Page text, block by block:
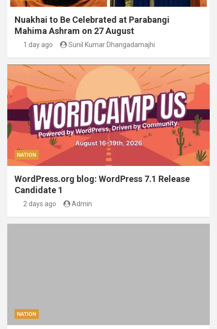
Nuakhai to Be Celebrated at Parabangi
Mahima Ashram on 27 August
1 day ago Sunil Kumar Dhangadamajhi
NATION
WordPress.org blog: WordPress 7.1 Release
Candidate 1
2 days ago Admin
NATION